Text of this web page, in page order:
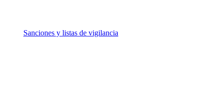
Sanciones y listas de vigilancia